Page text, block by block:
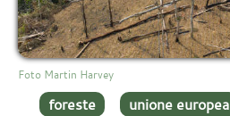
Foto Martin Harvey
foreste unione europea